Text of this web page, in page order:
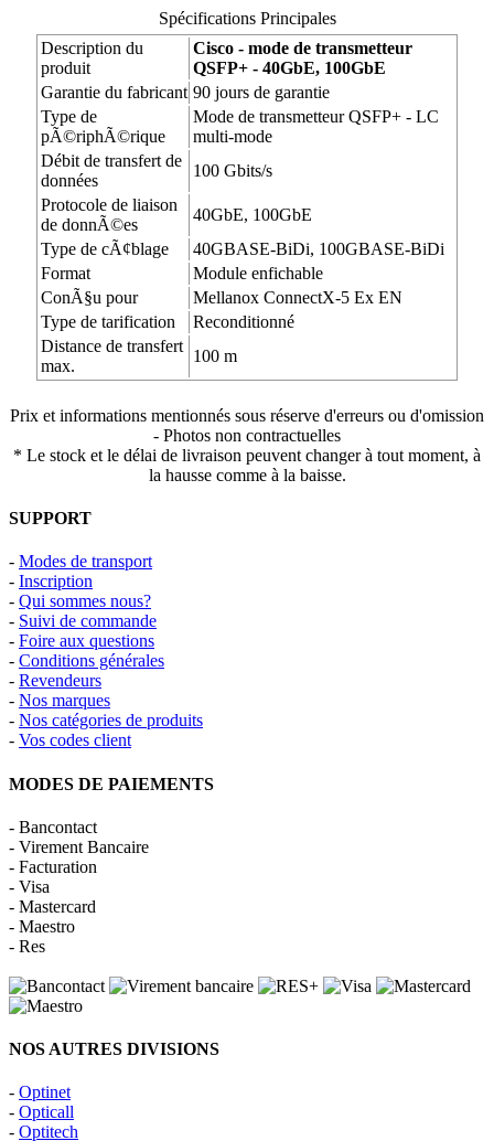
Spécifications Principales
Description du
produit
Cisco - mode de transmetteur
QSFP+ - 40GbE, 100GbE
Garantie du fabricant 90 jours de garantie
Type de
pÃ©riphÃ©rique
Mode de transmetteur QSFP+ - LC
multi-mode
Débit de transfert de
données
100 Gbits/s
Protocole de liaison
de donnÃ©es
40GbE, 100GbE
Type de cÃ¢blage
40GBASE-BiDi, 100GBASE-BiDi
Format
Module enfichable
ConÃ§u pour
Mellanox ConnectX-5 Ex EN
Type de tarification
Reconditionné
Distance de transfert
max.
100 m
Prix et informations mentionnés sous réserve d'erreurs ou d'omission
- Photos non contractuelles
* Le stock et le délai de livraison peuvent changer à tout moment, à
la hausse comme à la baisse.
SUPPORT
- Modes de transport
- Inscription
- Qui sommes nous?
- Suivi de commande
- Foire aux questions
- Conditions générales
- Revendeurs
- Nos marques
- Nos catégories de produits
- Vos codes client
MODES DE PAIEMENTS
- Bancontact
- Virement Bancaire
- Facturation
- Visa
- Mastercard
- Maestro
- Res
NOS AUTRES DIVISIONS
- Optinet
- Opticall
- Optitech